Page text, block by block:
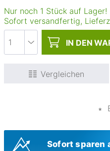
Nur noch 1 Stück auf Lager!
Sofort versandfertig,
IN DEN
Vergleichen
∗
Sofort sparen